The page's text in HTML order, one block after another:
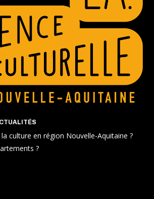
culture en région Nouvelle-Aquitaine ?
?